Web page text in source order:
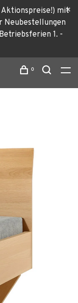
mit
Neubestellungen
1. -
0